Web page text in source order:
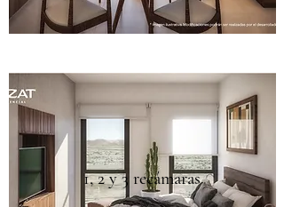
1, 2 y 3 recámaras